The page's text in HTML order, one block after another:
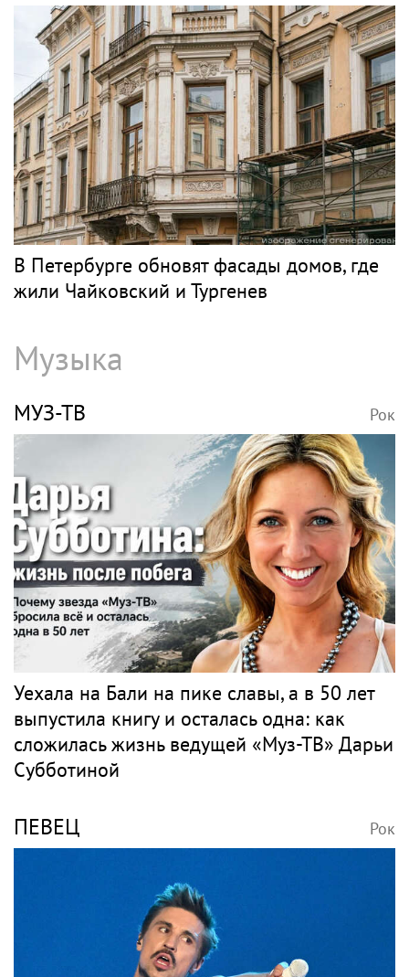
В Петербурге обновят фасады домов, где
жили Чайковский и Тургенев
Музыка
МУЗ-ТВ Рок
Уехала на Бали на пике славы, а в 50 лет
выпустила книгу и осталась одна: как
сложилась жизнь ведущей «Муз-ТВ» Дарьи
Субботиной
ПЕВЕЦ Рок